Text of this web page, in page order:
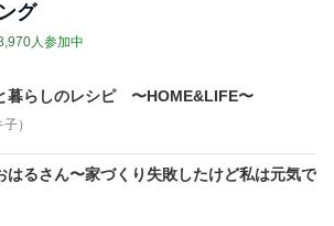
グ
人参加中
暮らしのレシピ 〜HOME&LIFE〜
）
はるさん〜家づくり失敗したけど私は元気で